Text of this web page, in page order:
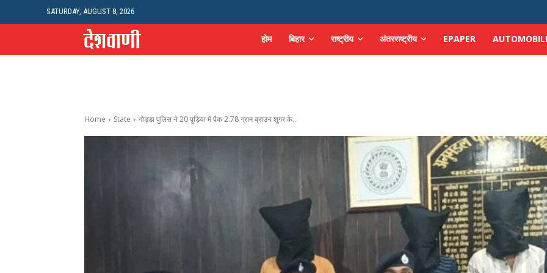
SATURDAY, AUGUST 8, 2026
होम बिहार राष्ट्रीय अंतरराष्ट्रीय EPAPER
Home State गोड्डा पुलिस ने 20 पुड़िया में पैक 2.78 ग्राम ब्राउन शुगर के...